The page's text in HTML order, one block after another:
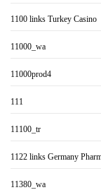
1100 links Turkey Casino
11000_wa
11000prod4
111
11100_tr
1122 links Germany
11380_wa